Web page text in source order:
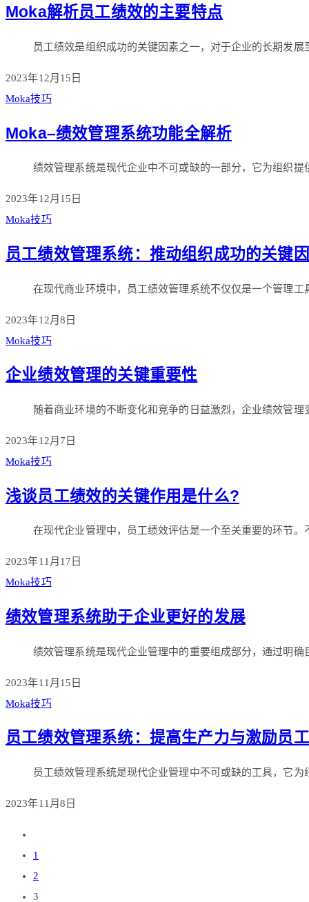
Moka解析员工绩效的主要特点
员工绩效是组织成功的关键因素之一，对于企业的长期发
2023年12月15日
Moka技巧
Moka–绩效管理系统功能全解析
绩效管理系统是现代企业中不可或缺的一部分，它为组织
2023年12月15日
Moka技巧
员工绩效管理系统：推动组织成功的关键
在现代商业环境中，员工绩效管理系统不仅仅是一个管理
2023年12月8日
Moka技巧
企业绩效管理的关键重要性
随着商业环境的不断变化和竞争的日益激烈，企业绩效管
2023年12月7日
Moka技巧
浅谈员工绩效的关键作用是什么?
在现代企业管理中，员工绩效评估是一个至关重要的环节
2023年11月17日
Moka技巧
绩效管理系统助于企业更好的发展
绩效管理系统是现代企业管理中的重要组成部分，通过明
2023年11月15日
Moka技巧
员工绩效管理系统：提高生产力与激励员
员工绩效管理系统是现代企业管理中不可或缺的工具，它
2023年11月8日
1
2
3